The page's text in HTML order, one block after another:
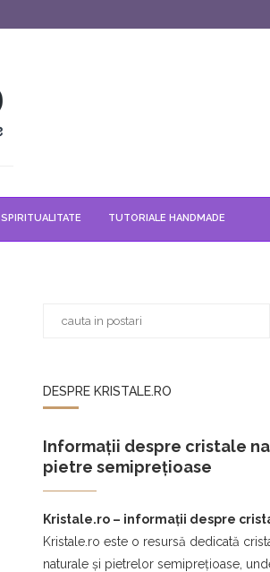
SPIRITUALITATE TUTORIALE HANDMADE
DESPRE KRISTALE.RO
Informații despre cristale
pietre semiprețioase
Kristale.ro – informații despre
Kristale.ro este o resursă dedicată
naturale și pietrelor semiprețioase,